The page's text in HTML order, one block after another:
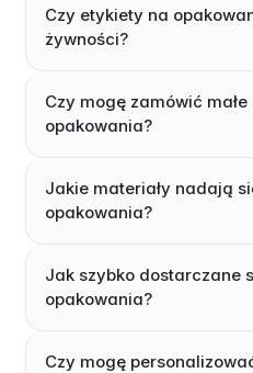
Czy etykiety na
żywności?
Czy mogę zamówić
opakowania?
Jakie materiały nadają
opakowania?
Jak szybko dostarczane
opakowania?
Czy mogę